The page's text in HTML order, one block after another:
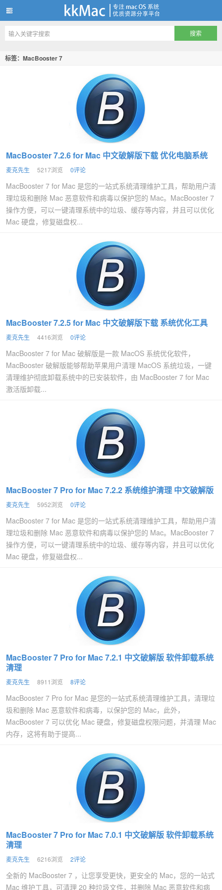
kkMac
标签：MacBooster 7
MacBooster 7.2.6 for Mac 中文破解版下载 优化电脑系统
麦克先生 5217浏览 0评论
MacBooster 7 for Mac 是您的一站式系统清理维护工具，帮助用户清
理垃圾和删除 Mac 恶意软件和病毒以保护您的 Mac。MacBooster 7
操作方便，可以一键清理系统中的垃圾、缓存等内容，并且可以优化
Mac 硬盘，修复磁盘权...
MacBooster 7.2.5 for Mac 中文破解版下载 系统优化工具
麦克先生 4416浏览 0评论
MacBooster 7 for Mac 破解版是一款 MacOS 系统优化软件，
MacBooster 破解版能够帮助苹果用户清理 MacOS 系统垃圾，一键
清理维护彻底卸载系统中的已安装软件，由 MacBooster 7 for Mac
激活版卸载...
MacBooster 7 Pro for Mac 7.2.2 系统维护清理 中文破解版
麦克先生 5952浏览 0评论
MacBooster 7 for Mac 是您的一站式系统清理维护工具，帮助用户清
理垃圾和删除 Mac 恶意软件和病毒以保护您的 Mac。MacBooster 7
操作方便，可以一键清理系统中的垃圾、缓存等内容，并且可以优化
Mac 硬盘，修复磁盘权...
MacBooster 7 Pro for Mac 7.2.1 中文破解版 软件卸载系统
清理
麦克先生 8911浏览 8评论
MacBooster 7 Pro for Mac 是您的一站式系统清理维护工具，清理垃
圾和删除 Mac 恶意软件和病毒，以保护您的 Mac，此外，
MacBooster 7 可以优化 Mac 硬盘，修复磁盘权限问题，并清理 Mac
内存，这将有助于提高...
MacBooster 7 Pro for Mac 7.0.1 中文破解版 软件卸载系统
清理
麦克先生 6216浏览 2评论
全新的 MacBooster 7 ，让您享受更快，更安全的 Mac，您的一站式
Mac 维护工具，可清理 20 种垃圾文件，并删除 Mac 恶意软件和病